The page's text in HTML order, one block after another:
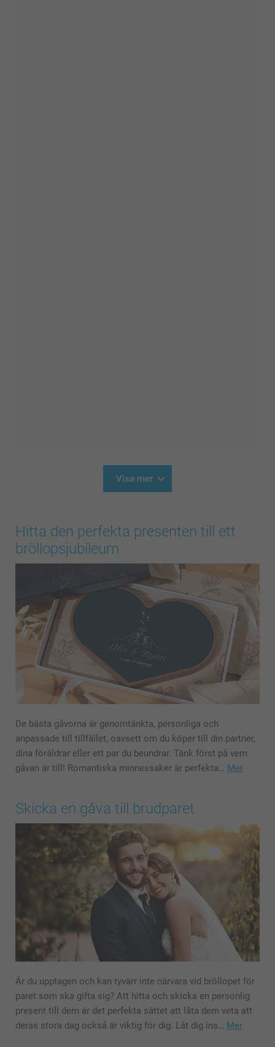
Visa mer
Hitta den perfekta presenten till ett
bröllopsjubileum
De bästa gåvorna är genomtänkta, personliga och
anpassade till tillfället, oavsett om du köper till din partner,
dina föräldrar eller ett par du beundrar. Tänk först på vem
gåvan är till! Romantiska minnessaker är perfekta… Mer
Skicka en gåva till brudparet
Är du upptagen och kan tyvärr inte närvara vid bröllopet för
paret som ska gifta sig? Att hitta och skicka en personlig
present till dem är det perfekta sättet att låta dem veta att
deras stora dag också är viktig för dig. Låt dig ins… Mer